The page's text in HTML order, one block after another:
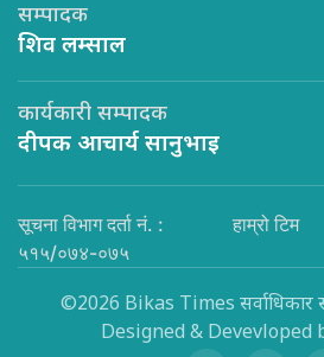
सम्पादक
शिव लम्साल
कार्यकारी सम्पादक
दीपक आचार्य सानुभाइ
सूचना विभाग दर्ता नं. :
५१५/०७४-०७५
हाम्रो टिम
©2026 Bikas Times सर्वाधिकार
Designed & Devevloped